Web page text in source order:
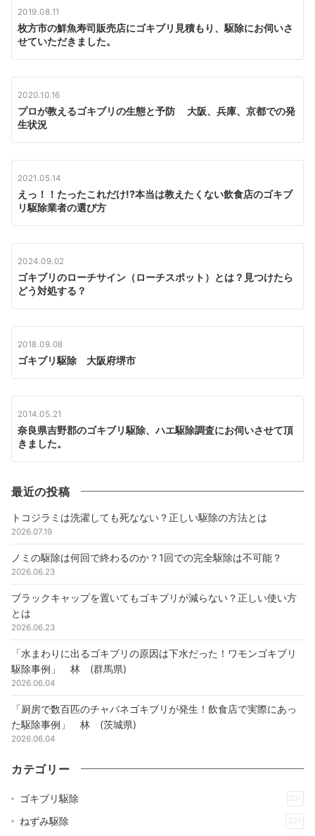
ン
2019.08.11
枚方市の鮮魚寿司販売店にゴキブリ見積もり、駆除にお伺いさ
せていただきました。
2020.10.16
プロが教えるゴキブリの生態と予防 大阪、兵庫、京都での発
生状況
2021.05.14
えっ！！たったこれだけ!?本当は教えたくない飲食店のゴキブ
リ駆除業者の選び方
2024.09.02
ゴキブリのローチサイン（ローチスポット）とは？見つけたら
どう対処する？
2018.09.08
ゴキブリ駆除 大阪府堺市
2014.05.21
奈良県吉野郡のゴキブリ駆除、ハエ駆除調査にお伺いさせて頂
きました。
最近の投稿
トコジラミは洗濯しても死なない？正しい駆除の方法とは
2026.07.19
ノミの駆除は何回で終わるのか？1回での完全駆除は不可能？
2026.06.23
ブラックキャップを置いてもゴキブリが減らない？正しい使い方
とは
2026.06.23
「水まわりに出るゴキブリの原因は下水だった！ワモンゴキブリ
駆除事例」 林 (群馬県)
2026.06.04
「厨房で数百匹のチャバネゴキブリが発生！飲食店で実際にあっ
た駆除事例」 林 (茨城県)
2026.06.04
カテゴリー
ゴキブリ駆除 231
ねずみ駆除 329